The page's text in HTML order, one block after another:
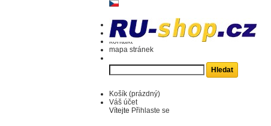
kontakt
mapa stránek
Košík (prázdný)
Váš účet
Vítejte Přihlaste se